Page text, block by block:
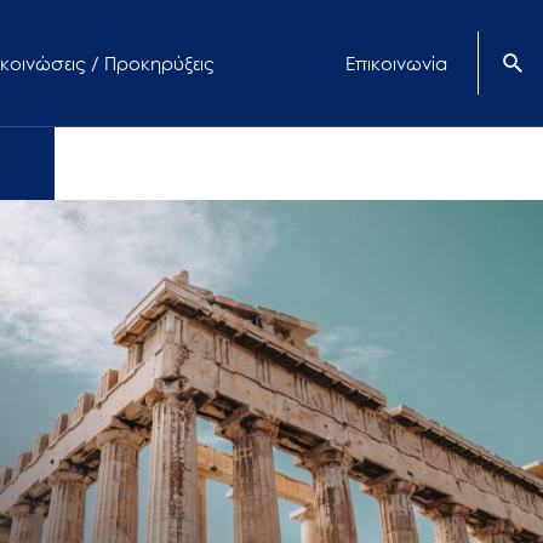
/ Προκηρύξεις Επικοινωνία